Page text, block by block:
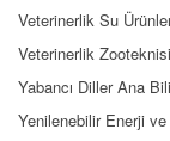
Veterinerlik Su
Veterinerlik
Yabancı Diller Ana
Yenilenebilir Enerji ve